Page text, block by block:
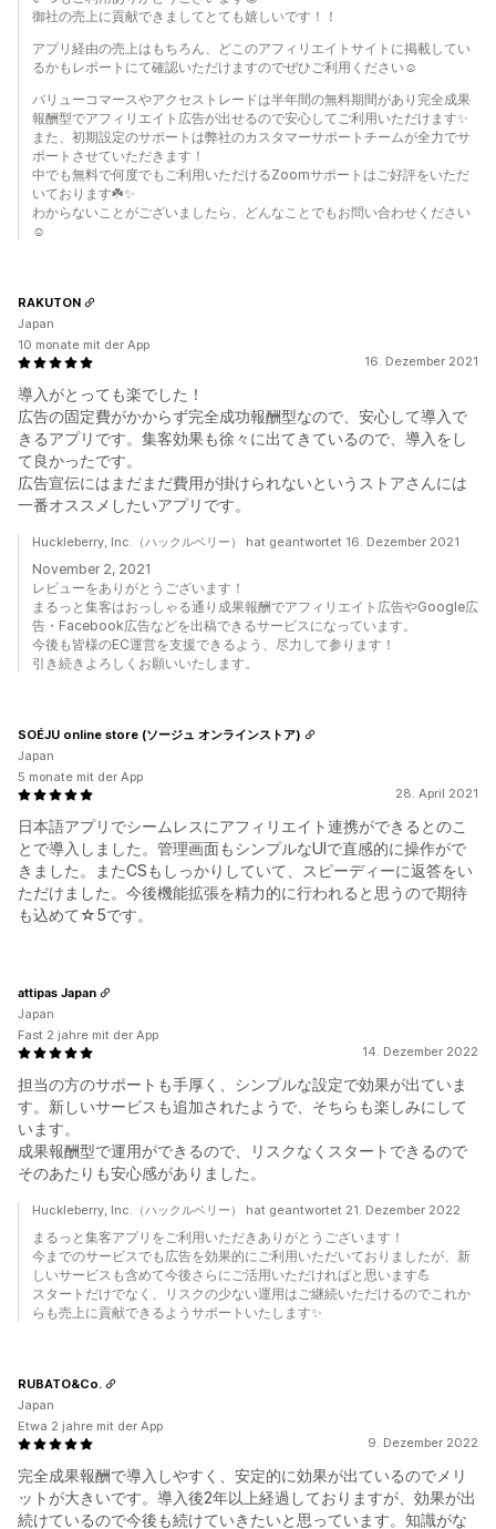
御社の売上に貢献できましてとても嬉しいです！！
アプリ経由の売上はもちろん、どこのアフィリエイトサイトに掲載してい
るかもレポートにて確認いただけますのでぜひご利用ください☺︎
バリューコマースやアクセストレードは半年間の無料期間があり完全成果
報酬型でアフィリエイト広告が出せるので安心してご利用いただけます✨
また、初期設定のサポートは弊社のカスタマーサポートチームが全力でサ
ポートさせていただきます！
中でも無料で何度でもご利用いただけるZoomサポートはご好評をいただ
いております☘️✨
わからないことがございましたら、どんなことでもお問い合わせください
☺︎
16. Dezember 2021
導入がとっても楽でした！
広告の固定費がかからず完全成功報酬型なので、安心して導入で
きるアプリです。集客効果も徐々に出てきているので、導入をし
て良かったです。
広告宣伝にはまだまだ費用が掛けられないというストアさんには
一番オススメしたいアプリです。
RAKUTON
Japan
10 monate mit der App
Huckleberry, Inc.（ハックルベリー） hat geantwortet 16. Dezember 2021
November 2, 2021
レビューをありがとうございます！
まるっと集客はおっしゃる通り成果報酬でアフィリエイト広告やGoogle広
告・Facebook広告などを出稿できるサービスになっています。
今後も皆様のEC運営を支援できるよう、尽力して参ります！
引き続きよろしくお願いいたします。
28. April 2021
日本語アプリでシームレスにアフィリエイト連携ができるとのこ
とで導入しました。管理画面もシンプルなUIで直感的に操作がで
きました。またCSもしっかりしていて、スピーディーに返答をい
ただけました。今後機能拡張を精力的に行われると思うので期待
も込めて☆5です。
SOÉJU online store (ソージュ オンラインストア)
Japan
5 monate mit der App
14. Dezember 2022
担当の方のサポートも手厚く、シンプルな設定で効果が出ていま
す。新しいサービスも追加されたようで、そちらも楽しみにして
います。
成果報酬型で運用ができるので、リスクなくスタートできるので
そのあたりも安心感がありました。
attipas Japan
Japan
Fast 2 jahre mit der App
Huckleberry, Inc.（ハックルベリー） hat geantwortet 21. Dezember 2022
まるっと集客アプリをご利用いただきありがとうございます！
今までのサービスでも広告を効果的にご利用いただいておりましたが、新
しいサービスも含めて今後さらにご活用いただければと思います💪
スタートだけでなく、リスクの少ない運用はご継続いただけるのでこれか
らも売上に貢献できるようサポートいたします✨
9. Dezember 2022
完全成果報酬で導入しやすく、安定的に効果が出ているのでメリ
ットが大きいです。導入後2年以上経過しておりますが、効果が出
続けているので今後も続けていきたいと思っています。知識がな
RUBATO&Co.
Japan
Etwa 2 jahre mit der App